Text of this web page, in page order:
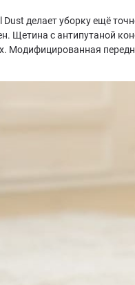
Dust делает уборку ещё
Щетина с антипутаной
Модифицированная